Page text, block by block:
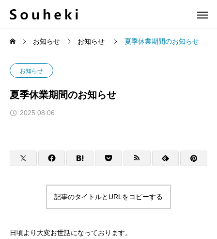
お知らせ お知らせ 夏季休業期間のお知らせ
お知らせ
夏季休業期間のお知らせ
2025.08.06
記事のタイトルとURLをコピーする
日頃より大変お世話になっております。